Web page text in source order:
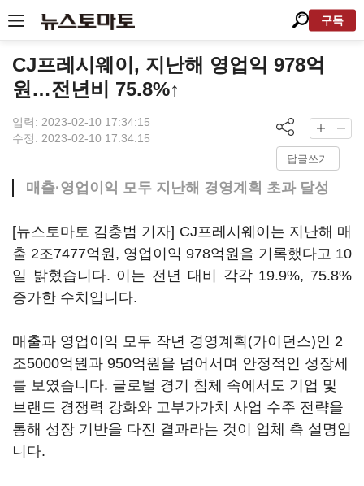
구독
CJ프레시웨이, 지난해 영업익 978억
원…전년비 75.8%↑
입력: 2023-02-10 17:34:15
수정: 2023-02-10 17:34:15
답글쓰기
매출·영업이익 모두 지난해 경영계획 초과 달성
[뉴스토마토 김충범 기자] CJ프레시웨이는 지난해 매
출 2조7477억원, 영업이익 978억원을 기록했다고 10
일 밝혔습니다. 이는 전년 대비 각각 19.9%, 75.8%
증가한 수치입니다.
매출과 영업이익 모두 작년 경영계획(가이던스)인 2
조5000억원과 950억원을 넘어서며 안정적인 성장세
를 보였습니다. 글로벌 경기 침체 속에서도 기업 및
브랜드 경쟁력 강화와 고부가가치 사업 수주 전략을
통해 성장 기반을 다진 결과라는 것이 업체 측 설명입
니다.